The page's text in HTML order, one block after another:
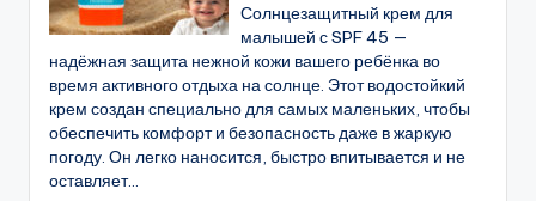
Солнцезащитный крем для
малышей с SPF 45 —
надёжная защита нежной кожи вашего ребёнка во
время активного отдыха на солнце. Этот водостойкий
крем создан специально для самых маленьких, чтобы
обеспечить комфорт и безопасность даже в жаркую
погоду. Он легко наносится, быстро впитывается и не
оставляет...